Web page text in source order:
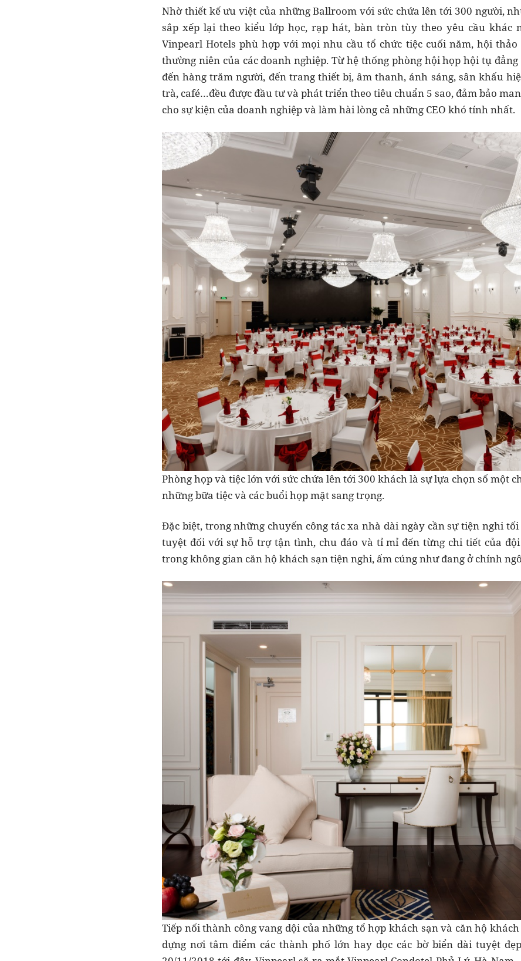
Nhờ thiết kế ưu việt của những Ballroom với sức chứa lên tới 300 người,
sắp xếp lại theo kiểu lớp học, rạp hát, bàn tròn tùy theo yêu cầu khác
Vinpearl Hotels phù hợp với mọi nhu cầu tổ chức tiệc cuối năm, hội
thường niên của các doanh nghiệp. Từ hệ thống phòng hội họp hội tụ
đến hàng trăm người, đến trang thiết bị, âm thanh, ánh sáng, sân khấu
trà, café…đều được đầu tư và phát triển theo tiêu chuẩn 5 sao, đảm bảo
cho sự kiện của doanh nghiệp và làm hài lòng cả những CEO khó tính nhất.
Phòng họp và tiệc lớn với sức chứa lên tới 300 khách là sự lựa chọn số một
những bữa tiệc và các buổi họp mặt sang trọng.
Đặc biệt, trong những chuyến công tác xa nhà dài ngày cần sự tiện nghi
tuyệt đối với sự hỗ trợ tận tình, chu đáo và tỉ mỉ đến từng chi tiết của
trong không gian căn hộ khách sạn tiện nghi, ấm cúng như đang ở chính
Tiếp nối thành công vang dội của những tổ hợp khách sạn và căn hộ
dựng nơi tâm điểm các thành phố lớn hay dọc các bờ biển dài tuyệt